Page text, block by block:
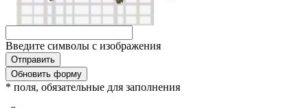
Введите символы с изображения
Обновить форму
* поля, обязательные для заполнения